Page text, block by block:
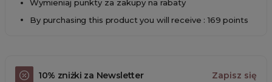
Wymieniaj punkty za zakupy na rabaty
By purchasing this product you will receive : 169 points
10% zniżki za Newsletter Zapisz się